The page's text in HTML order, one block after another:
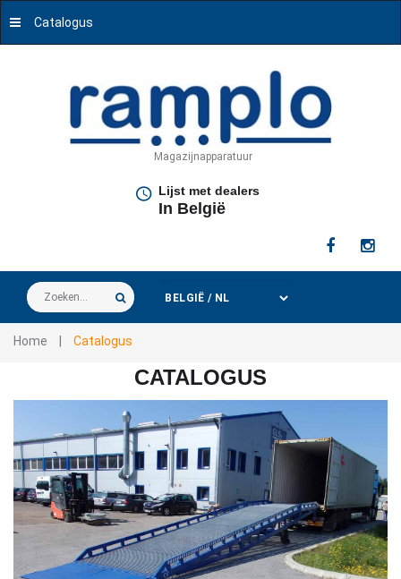
Magazijnapparatuur
Lijst met dealers
In België
Catalogus
Zoeken...
Home Catalogus
CATALOGUS